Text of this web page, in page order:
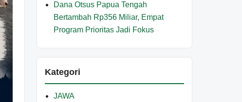
Dana Otsus Papua Tengah
Bertambah Rp356 Miliar, Empat
Program Prioritas Jadi Fokus
Kategori
JAWA